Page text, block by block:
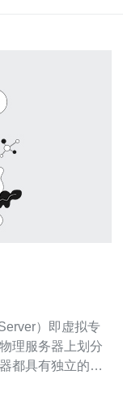
理服务器上划分
都具有独立的操